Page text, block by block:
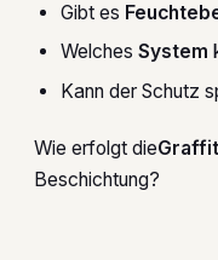
Gibt es
Welches System
Kann der Schutz
Wie erfolgt die
Beschichtung?